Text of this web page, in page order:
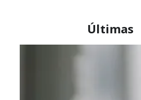
Últimas